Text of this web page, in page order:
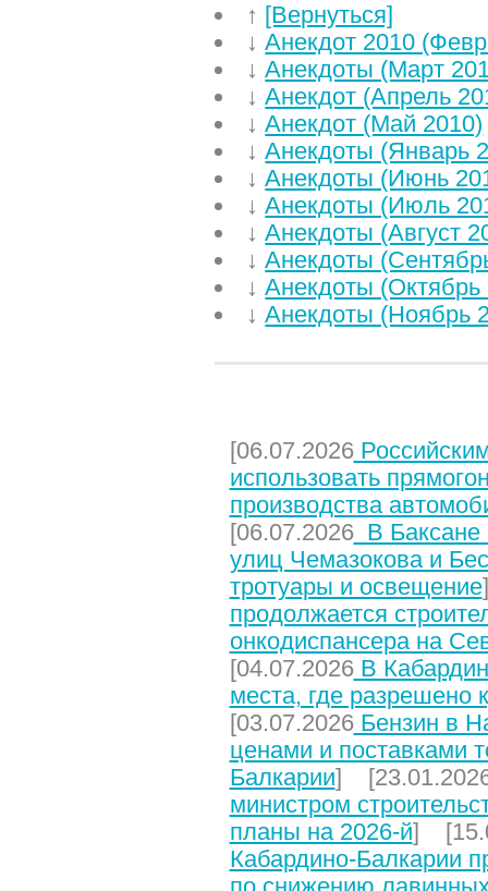
↑ [Вернуться]
↓Анекдот 2010
↓Анекдоты (Март
↓Анекдот (Апрель
↓Анекдот (Май 2010)
↓Анекдоты (Январь
↓Анекдоты (Июнь
↓Анекдоты (Июль
↓Анекдоты (Август
↓Анекдоты
↓Анекдоты (Октябрь
↓Анекдоты (Ноябрь
[06.07.2026
использовать
производства
[06.07.2026В Баксане
улиц Чемазокова и
тротуары и освещение
продолжается
онкодиспансера на
[04.07.2026В
места, где разрешено
[03.07.2026Бензин в
ценами и поставками
Балкарии]
министром
планы на 2026-й]
Кабардино-Балкарии